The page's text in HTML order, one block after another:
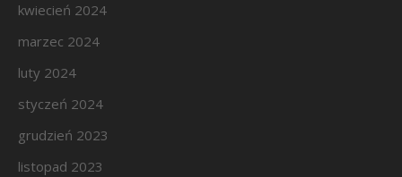
kwiecień 2024
marzec 2024
luty 2024
styczeń 2024
grudzień 2023
listopad 2023